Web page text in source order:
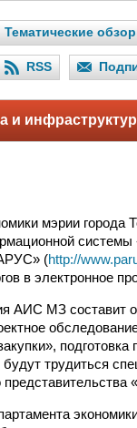
Тематические
RSS
и
мэрии города
(http://
в электронное
АИС МЗ составит
подготовка
трудиться